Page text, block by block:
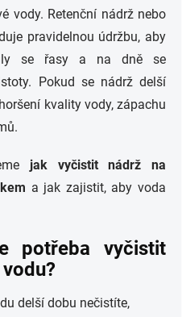
vody. Retenční nádrž nebo
pravidelnou údržbu, aby
se řasy a na dně se
Pokud se nádrž delší
kvality vody, zápachu
jak vyčistit nádrž na
a jak zajistit, aby voda
potřeba vyčistit
delší dobu nečistíte,